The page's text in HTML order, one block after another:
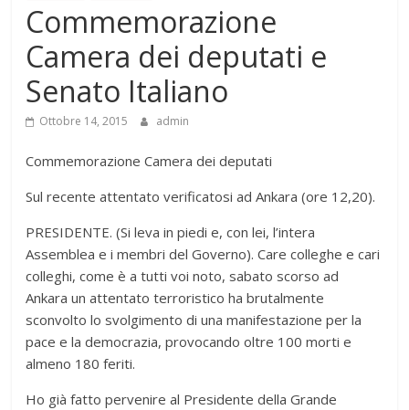
Commemorazione
Camera dei deputati e
Senato Italiano
Ottobre 14, 2015 admin
Commemorazione Camera dei deputati
Sul recente attentato verificatosi ad Ankara (ore 12,20).
PRESIDENTE. (Si leva in piedi e, con lei, l’intera
Assemblea e i membri del Governo). Care colleghe e cari
colleghi, come è a tutti voi noto, sabato scorso ad
Ankara un attentato terroristico ha brutalmente
sconvolto lo svolgimento di una manifestazione per la
pace e la democrazia, provocando oltre 100 morti e
almeno 180 feriti.
Ho già fatto pervenire al Presidente della Grande